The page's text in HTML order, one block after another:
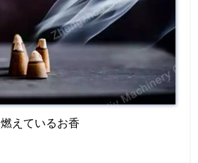
燃えているお香